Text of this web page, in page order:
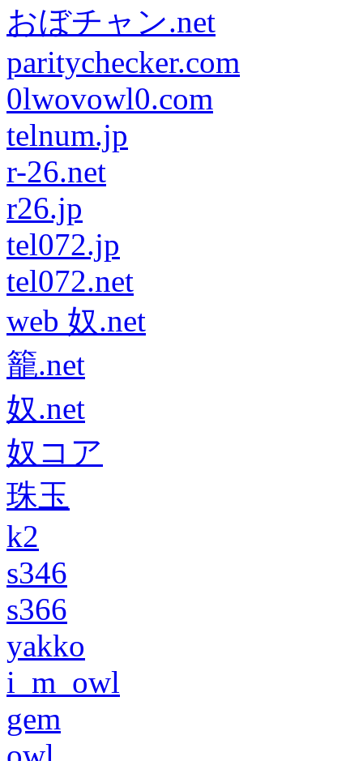
おぼチャン.net
paritychecker.com
0lwovowl0.com
telnum.jp
r-26.net
r26.jp
tel072.jp
tel072.net
web 奴.net
籠.net
奴.net
奴コア
珠玉
k2
s346
s366
yakko
i_m_owl
gem